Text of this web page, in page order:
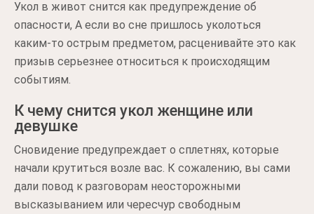
Укол в живот снится как предупреждение об
опасности, А если во сне пришлось уколоться
каким-то острым предметом, расценивайте это как
призыв серьезнее относиться к происходящим
событиям.
К чему снится укол женщине или
девушке
Сновидение предупреждает о сплетнях, которые
начали крутиться возле вас. К сожалению, вы сами
дали повод к разговорам неосторожными
высказыванием или чересчур свободным